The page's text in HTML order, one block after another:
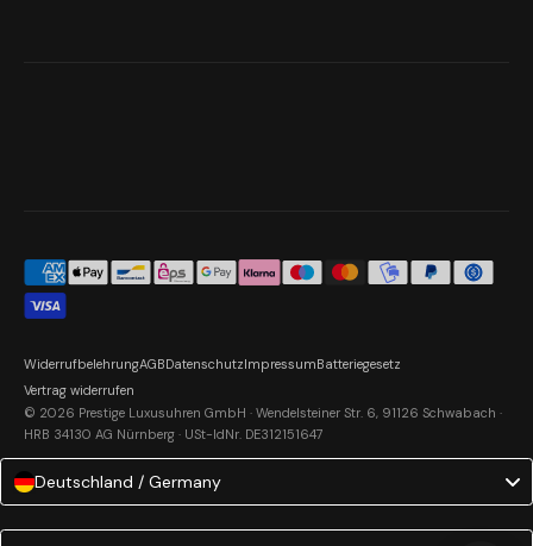
© 2026 Prestige Luxusuhren GmbH · Wendelsteiner Str. 6, 91126 Schwabach ·
HRB 34130 AG Nürnberg · USt-IdNr. DE312151647
WiderrufbelehrungAGBDatenschutzImpressumBatteriegesetz
Vertrag widerrufen
Deutschland / Germany
Language